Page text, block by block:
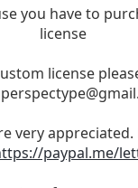
you have to
license
license
very appreciated.
paypal.me/